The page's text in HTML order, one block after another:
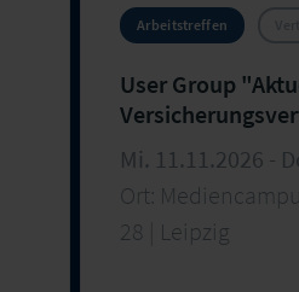
Arbeitstreffen
User Group
Arbeitstreffen
Mi. 11.11.2026 -
Ort:
28 | Leipzig